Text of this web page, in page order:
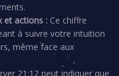
et actions : Ce chiffre
à suivre votre intuition
même face aux
21:12 peut indiquer que